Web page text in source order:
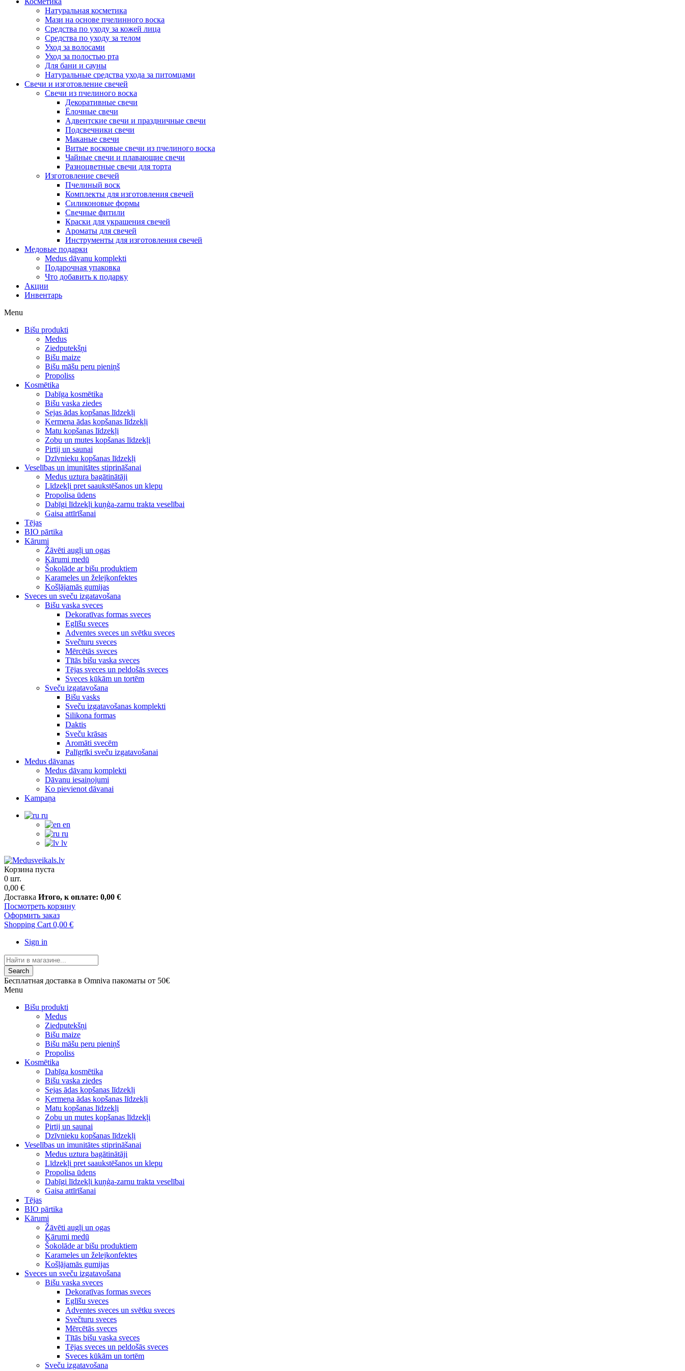
Натуральная косметика
Мази на основе пчелинного воска
Средства по уходу за кожей лица
Средства по уходу за телом
Уход за волосами
Уход за полостью рта
Для бани и сауны
Натуральные средства ухода за питомцами
Свечи и изготовление свечей
Свечи из пчелиного воска
Декоративные свечи
Ёлочные свечи
Адвентские свечи и праздничные свечи
Подсвечники свечи
Маканые свечи
Витые восковые свечи из пчелиного воска
Чайные свечи и плавающие свечи
Разноцветные свечи для торта
Изготовление свечей
Пчелиный воск
Комплекты для изготовления свечей
Силиконовые формы
Свечные фитили
Краски для украшения свечей
Ароматы для свечей
Инструменты для изготовления свечей
Медовые подарки
Medus dāvanu komplekti
Подарочная упаковка
Что добавить к подарку
Акции
Инвентарь
Menu
Bišu produkti
Medus
Ziedputekšņi
Bišu maize
Bišu māšu peru pieniņš
Propoliss
Kosmētika
Dabīga kosmētika
Bišu vaska ziedes
Sejas ādas kopšanas līdzekļi
Ķermeņa ādas kopšanas līdzekļi
Matu kopšanas līdzekļi
Zobu un mutes kopšanas līdzekļi
Pirtij un saunai
Dzīvnieku kopšanas līdzekļi
Veselības un imunitātes stiprināšanai
Medus uztura bagātinātāji
Līdzekļi pret saaukstēšanos un klepu
Propolisa ūdens
Dabīgi līdzekļi kuņģa-zarnu trakta veselībai
Gaisa attīrīšanai
Tējas
BIO pārtika
Kārumi
Žāvēti augļi un ogas
Kārumi medū
Šokolāde ar bišu produktiem
Karameles un želejkonfektes
Košļājamās gumijas
Sveces un sveču izgatavošana
Bišu vaska sveces
Dekoratīvas formas sveces
Eglīšu sveces
Adventes sveces un svētku sveces
Svečturu sveces
Mērcētās sveces
Tītās bišu vaska sveces
Tējas sveces un peldošās sveces
Sveces kūkām un tortēm
Sveču izgatavošana
Bišu vasks
Sveču izgatavošanas komplekti
Silikona formas
Daktis
Sveču krāsas
Aromāti svecēm
Palīgrīki sveču izgatavošanai
Medus dāvanas
Medus dāvanu komplekti
Dāvanu iesaiņojumi
Ko pievienot dāvanai
Kampaņa
ru
en
ru
lv
Корзина пуста
0 шт.
0,00 €
Доставка Итого, к оплате: 0,00 €
Посмотреть корзину
Оформить заказ
Shopping Cart 0,00 €
Sign in
Search
Бесплатная доставка в Omniva пакоматы от 50€
Menu
Bišu produkti
Medus
Ziedputekšņi
Bišu maize
Bišu māšu peru pieniņš
Propoliss
Kosmētika
Dabīga kosmētika
Bišu vaska ziedes
Sejas ādas kopšanas līdzekļi
Ķermeņa ādas kopšanas līdzekļi
Matu kopšanas līdzekļi
Zobu un mutes kopšanas līdzekļi
Pirtij un saunai
Dzīvnieku kopšanas līdzekļi
Veselības un imunitātes stiprināšanai
Medus uztura bagātinātāji
Līdzekļi pret saaukstēšanos un klepu
Propolisa ūdens
Dabīgi līdzekļi kuņģa-zarnu trakta veselībai
Gaisa attīrīšanai
Tējas
BIO pārtika
Kārumi
Žāvēti augļi un ogas
Kārumi medū
Šokolāde ar bišu produktiem
Karameles un želejkonfektes
Košļājamās gumijas
Sveces un sveču izgatavošana
Bišu vaska sveces
Dekoratīvas formas sveces
Eglīšu sveces
Adventes sveces un svētku sveces
Svečturu sveces
Mērcētās sveces
Tītās bišu vaska sveces
Tējas sveces un peldošās sveces
Sveces kūkām un tortēm
Sveču izgatavošana